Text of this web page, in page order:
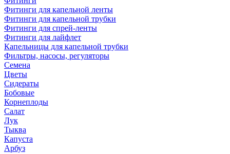
Фитинги для капельной ленты
Фитинги для капельной трубки
Фитинги для спрей-ленты
Фитинги для лайфлет
Капельницы для капельной трубки
Фильтры, насосы, регуляторы
Семена
Цветы
Сидераты
Бобовые
Корнеплоды
Салат
Лук
Тыква
Капуста
Арбуз